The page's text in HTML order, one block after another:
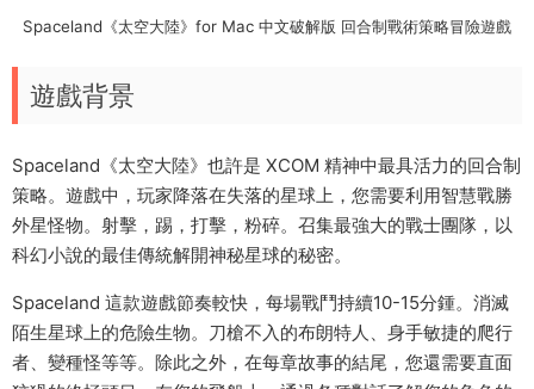
Spaceland《太空大陸》for Mac 中文破解版 回合制戰術策略冒險遊戲
遊戲背景
Spaceland《太空大陸》也許是 XCOM 精神中最具活力的回合制
策略。遊戲中，玩家降落在失落的星球上，您需要利用智慧戰勝
外星怪物。射擊，踢，打擊，粉碎。召集最強大的戰士團隊，以
科幻小說的最佳傳統解開神秘星球的秘密。
Spaceland 這款遊戲節奏較快，每場戰鬥持續10-15分鍾。消滅
陌生星球上的危險生物。刀槍不入的布朗特人、身手敏捷的爬行
者、變種怪等等。除此之外，在每章故事的結尾，您還需要直面